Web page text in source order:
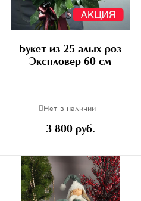
Букет из 25 алых роз
Экспловер 60 см
Нет в наличии
3 800 руб.